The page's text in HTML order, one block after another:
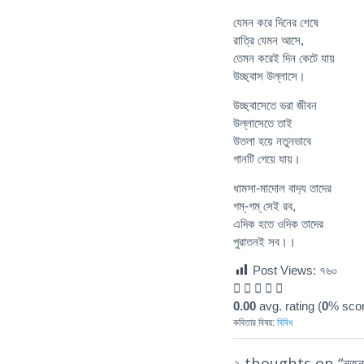
যেমন করে দিনের শেষে
রাত্রি যেমন আসে,
তেমন করেই দিন কেটে যায়
উচ্ছ্বাস উল্লাসে।
উচ্ছ্বাসেতে ভরা জীবন
উল্লাসেতে তাই
উতলা হয়ে নতুনভাবে
গানটি গেয়ে যায়।
ধামসা-মাদোল বাদ‍্য তাদের
গম্-গম্ সেই রব,
এদিক হতে ওদিক তাদের
পুরাতনই সব।।
Post Views: ৭৬০
0.00 avg. rating (0%
কবিতার বিষয়: বিবিধ